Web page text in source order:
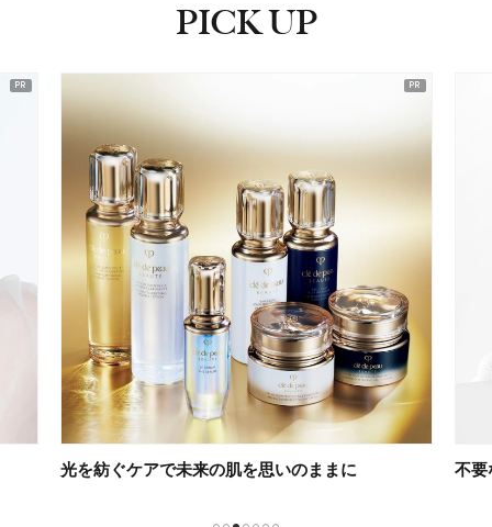
PICK UP
光を紡ぐケアで未来の肌を思いのままに 不要